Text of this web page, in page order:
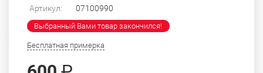
Артикул: 07100990
Выбранный Вами товар закончился!
Бесплатная примерка